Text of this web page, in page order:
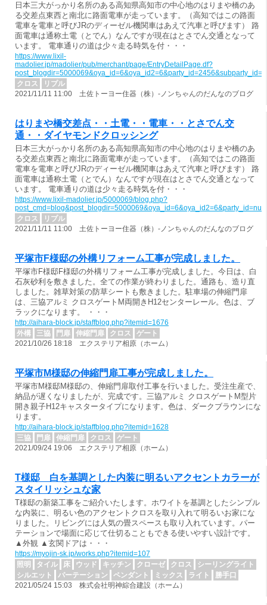
日本三大がっかり名所のある高知県高知市の中心地のはりまや橋のあ
る交差点東西と南北に路面電車が走っています。（高知ではこの路面
電車を電車と呼びJRのディーゼル機関車はあえて汽車と呼びます） 路
面電車は通称土電（とでん）なんですが現在はとさでん交通となって
います。 電車通りの道は少々走る時気を付・・・
https://www.lixil-
madolier.jp/madolier/pub/merchant/page/EntryDetailPage.df?
クロス
リプル
2021/11/11 11:00 土佐トーヨー住器（株）-ノンちゃんのだんなのブログ
はりまや橋交差点・・土電・・電車・・とさでん交
通・・ダイヤモンドクロッシング
日本三大がっかり名所のある高知県高知市の中心地のはりまや橋のあ
る交差点東西と南北に路面電車が走っています。（高知ではこの路面
電車を電車と呼びJRのディーゼル機関車はあえて汽車と呼びます） 路
面電車は通称土電（とでん）なんですが現在はとさでん交通となって
います。 電車通りの道は少々走る時気を付・・・
https://www.lixil-madolier.jp/5000069/blog.php?
クロス
リプル
2021/11/11 11:00 土佐トーヨー住器（株）-ノンちゃんのだんなのブログ
平塚市F様邸の外構リフォーム工事が完成しました。
平塚市F様邸F様邸の外構リフォーム工事が完成しました。今日は、白
石灰砂利を敷きました。全ての作業が終わりました。通路も、造り直
しました。雑草対策の防草シートも敷きました。駐車場の伸縮門扉
は、三協アルミ クロスゲートM両開きH12センターレール。色は、ブ
ラックになります。 ・・・
http://aihara-block.jp/staffblog.php?itemid=1676
外構
三協 門扉 伸縮門扉 クロス
ゲート
2021/10/26 18:18 エクステリア相原（ホーム）
平塚市M様邸の伸縮門扉工事が完成しました。
平塚市M様邸M様邸の、伸縮門扉取付工事を行いました。受注生産で、
納品が遅くなりましたが、完成です。三協アルミ クロスゲートM型片
開き親子H12キャスタータイプになります。色は、ダークブラウンにな
ります。
http://aihara-block.jp/staffblog.php?itemid=1628
三協
門扉 伸縮門扉 クロス
ゲート
2021/09/24 19:06 エクステリア相原（ホーム）
T様邸 白を基調とした内装に明るいアクセントカラーが
スタイリッシュな家
T様邸の新築工事をご紹介いたします。ホワイトを基調としたシンプル
な内装に、明るい色のアクセントクロスを取り入れて明るいお家にな
りました。リビングには人気の畳スペースも取り入れています。パー
テーションで場面に応じて仕切ることもできる使いやすい設計です。
▲外観 ▲玄関ドアは・・・
https://myojin-sk.jp/works.php?itemid=107
照明
タイル 床 ウッド キッチン クローゼ クロス
シーリングライト
シルエット
パーテーション ペンダント ミックス ライト
勝手口
2021/05/24 15:03 株式会社明神綜合建設（ホーム）